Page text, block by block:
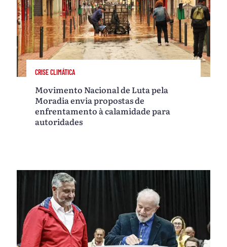
CRISE CLIMÁTICA
Movimento Nacional de Luta pela
Moradia envia propostas de
enfrentamento à calamidade para
autoridades